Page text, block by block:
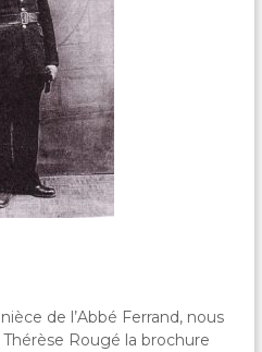
de l’Abbé Ferrand, nous
Rougé la brochure